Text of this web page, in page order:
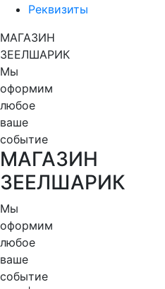
Реквизиты
МАГАЗИН
ЗЕЕЛШАРИК
Мы
оформим
любое
ваше
событие
МАГАЗИН
ЗЕЕЛШАРИК
Мы
оформим
любое
ваше
событие